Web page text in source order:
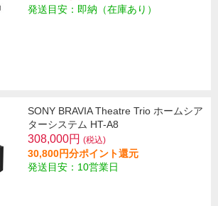
発送目安：即納（在庫あり）
SONY BRAVIA Theatre Trio ホームシア
ターシステム HT-A8
308,000円 (税込)
30,800円分ポイント還元
発送目安：10営業日